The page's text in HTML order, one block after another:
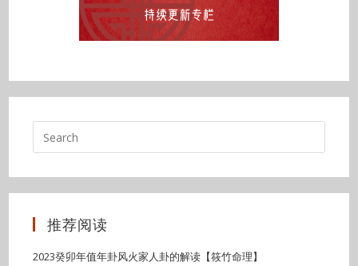
推荐阅读
2023癸卯年值年卦风火家人卦的解读【筱竹命理】